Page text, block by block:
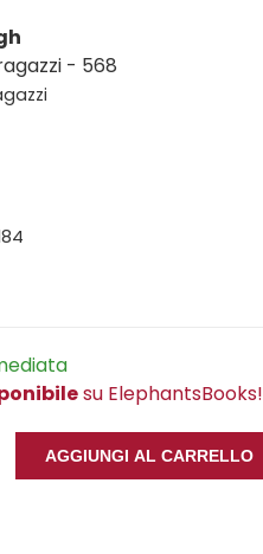
- 568
su ElephantsBooks!
AGGIUNGI AL CARRELLO